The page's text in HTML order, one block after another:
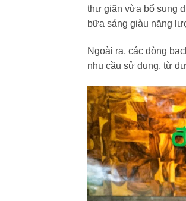
thư giãn vừa bổ sung
bữa sáng giàu năng
Ngoài ra, các dòng
nhu cầu sử dụng, từ